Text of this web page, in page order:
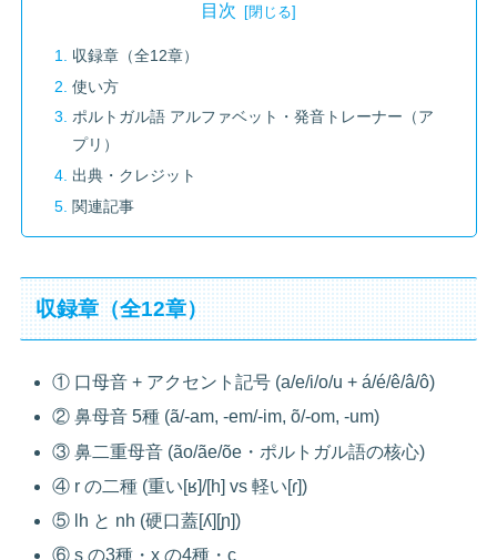
目次
収録章（全12章）
使い方
ポルトガル語 アルファベット・発音トレーナー（ア
プリ）
出典・クレジット
関連記事
収録章（全12章）
① 口母音 + アクセント記号 (a/e/i/o/u + á/é/ê/â/ô)
② 鼻母音 5種 (ã/-am, -em/-im, õ/-om, -um)
③ 鼻二重母音 (ão/ãe/õe・ポルトガル語の核心)
④ r の二種 (重い[ʁ]/[h] vs 軽い[ɾ])
⑤ lh と nh (硬口蓋[ʎ][ɲ])
⑥ s の3種・x の4種・ç